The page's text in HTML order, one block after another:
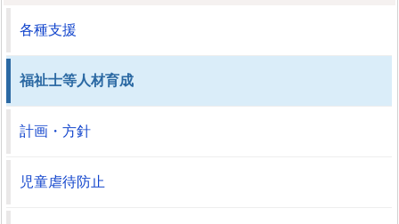
各種支援
福祉士等人材育成
計画・方針
児童虐待防止